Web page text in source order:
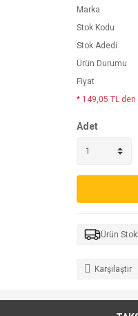
Marka
Stok Kodu
Stok Adedi
Ürün Durumu
Fiyat
* 149,05 TL
Adet
Ürün
Karşılaştır